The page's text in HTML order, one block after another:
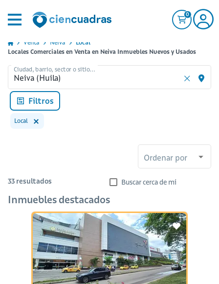
0
Venta Neiva
Local
Locales Comerciales en Venta en Neiva Inmuebles Nuevos y Usados
Ciudad, barrio, sector o sitio...
Filtros
Local
Ordenar por
33 resultados Buscar cerca de mi
Inmuebles destacados